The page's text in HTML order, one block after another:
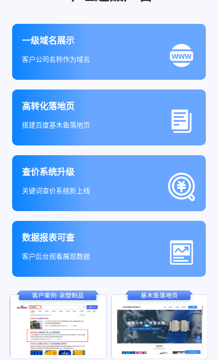
一级域名展示
客户公司名称作为域名
高转化落地页
搭建百度基木鱼落地页
查价系统升级
关键词查价系统新上线
数据报表可查
客户后台观看展现数据